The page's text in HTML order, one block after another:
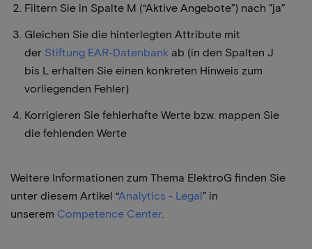
Filtern Sie in Spalte M (“Aktive Angebote”) nach ”ja”
Gleichen Sie die hinterlegten Attribute mit
der Stiftung EAR-Datenbank ab (in den Spalten J
bis L erhalten Sie einen konkreten Hinweis zum
vorliegenden Fehler)
Korrigieren Sie fehlerhafte Werte bzw. mappen Sie
die fehlenden Werte
Weitere Informationen zum Thema ElektroG finden Sie
unter diesem Artikel “Analytics - Legal” in
unserem Competence Center.